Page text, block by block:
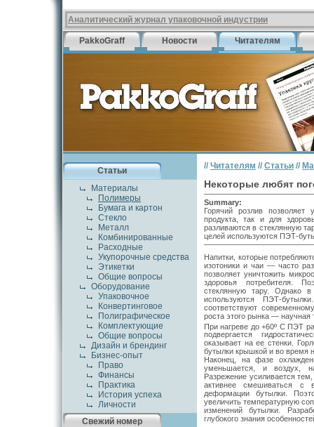
Аналитический журнал упаковочной индустрии
PakkoGraff Новости Читателям
Статьи
Материалы
Полимеры
Бумага и картон
Стекло
Металл
Комбинированные
Расходные
Укупорочные средства
Этикетки
Общие вопросы
Оборудование
Упаковочное
Конвертинговое
Полиграфическое
Комплектующие
Общие вопросы
Дизайн и брендинг
Бизнес-опыт
Право
Финансы
Практика
История успеха
Личности
Свежий номер
// Читателям // Статьи //
Некоторые любят
Summary:
Горячий розлив позволяет
продукта, так и для
разливаются в стеклянную
целей используются ПЭТ-
Напитки, которые
изотоники и чаи — часто
позволяет уничтожить
здоровья потребителя.
стеклянную тару. Однако
используются ПЭТ-
соответствуют
роста этого рынка — научная
При нагреве до +60º C ПЭТ
подвергается
оказывает на ее стенки.
бутылки крышкой и во время
Наконец, на фазе
уменьшается, и воздух,
Разрежение усиливается
активнее смешиваться с
деформации бутылки.
увеличить температурную
изменений бутылки.
глубокого знания